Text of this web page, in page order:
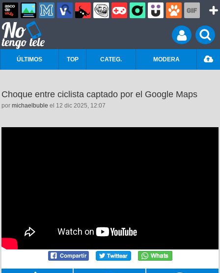
ÚLTIMOS TOP CATEG. MODERA
Choque entre ciclista captado por el Google Maps
por michaelbuble el 12 dic 2025, 12:07